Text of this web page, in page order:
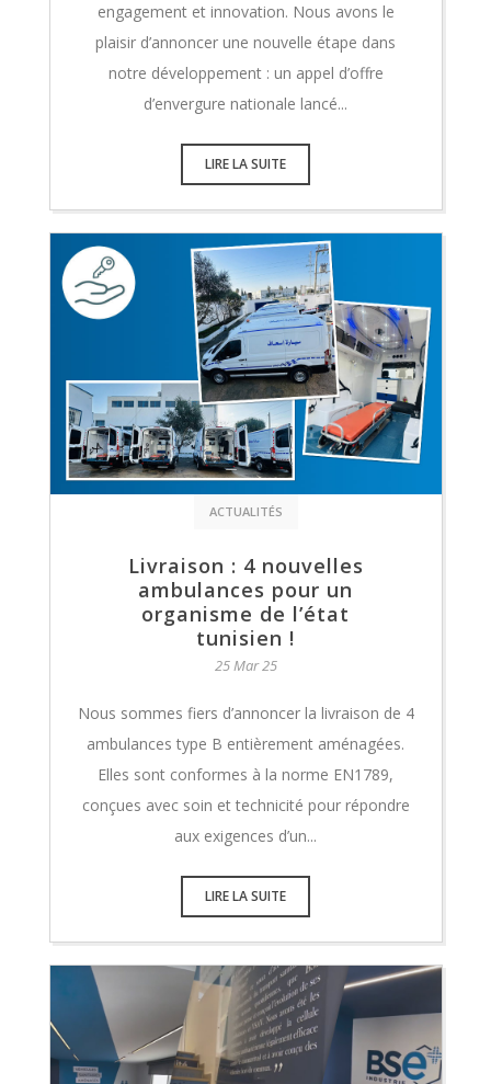
engagement et innovation. Nous avons le
plaisir d’annoncer une nouvelle étape dans
notre développement : un appel d’offre
d’envergure nationale lancé...
LIRE LA SUITE
ACTUALITÉS
Livraison : 4 nouvelles
ambulances pour un
organisme de l’état
tunisien !
25 Mar 25
Nous sommes fiers d’annoncer la livraison de 4
ambulances type B entièrement aménagées.
Elles sont conformes à la norme EN1789,
conçues avec soin et technicité pour répondre
aux exigences d’un...
LIRE LA SUITE